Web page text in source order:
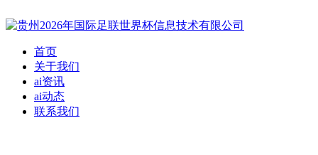
首页
关于我们
ai资讯
ai动态
联系我们